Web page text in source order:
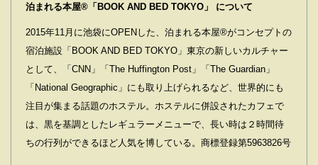
泊まれる本屋®「BOOK AND BED TOKYO」 について
2015年11月に池袋にOPENした、泊まれる本屋®がコンセプトの
宿泊施設「BOOK AND BED TOKYO」東京の新しいカルチャー
として、「CNN」「The Huffington Post」「The Guardian」
「National Geographic」にも取り上げられるなど、世界的にも
注目が集まる話題のホステル。ホステルに併設されたカフェで
は、黒を基調としたレギュラーメニューで、長い時は２時間待
ちの行列ができるほど人気を博している。商標登録第5963826号